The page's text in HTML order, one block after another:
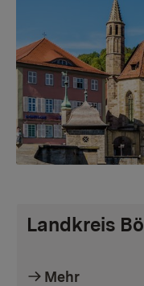
Landkreis
Mehr